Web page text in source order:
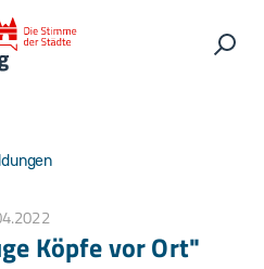
Köpfe vor Ort"